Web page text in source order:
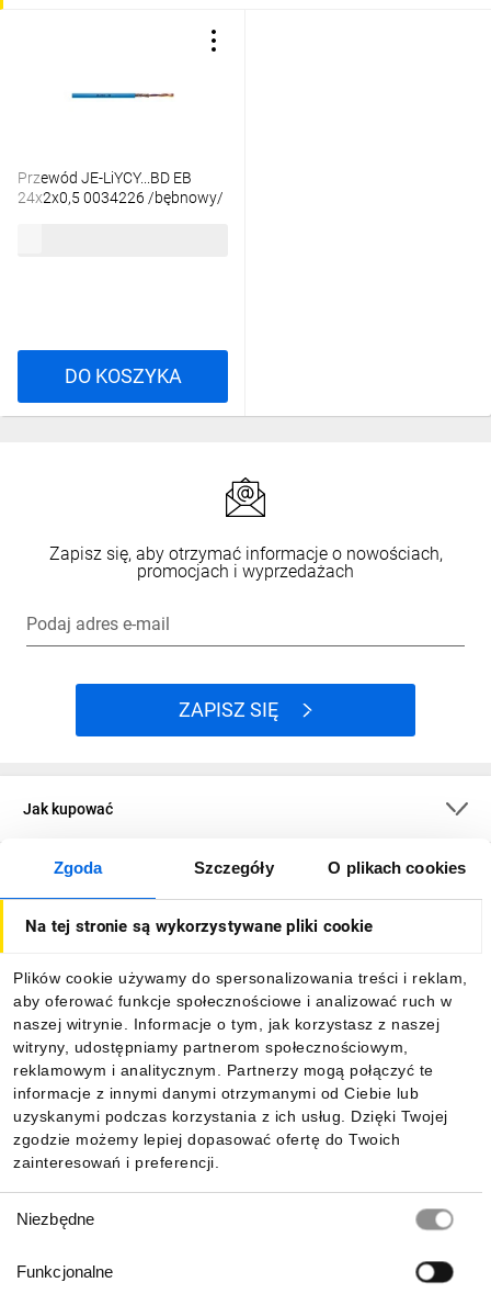
Zgoda Szczegóły O plikach cookies
Na tej stronie są wykorzystywane pliki cookie
Plików cookie używamy do spersonalizowania treści i reklam,
aby oferować funkcje społecznościowe i analizować ruch w
naszej witrynie. Informacje o tym, jak korzystasz z naszej
witryny, udostępniamy partnerom społecznościowym,
reklamowym i analitycznym. Partnerzy mogą połączyć te
informacje z innymi danymi otrzymanymi od Ciebie lub
uzyskanymi podczas korzystania z ich usług. Dzięki Twojej
zgodzie możemy lepiej dopasować ofertę do Twoich
zainteresowań i preferencji.
zgody
Niezbędne
Funkcjonalne
Przewód JE-LiYCY...BD EB
24x2x0,5 0034226 /bębnowy/
DO KOSZYKA
Zapisz się, aby otrzymać informacje o nowościach,
promocjach i wyprzedażach
Podaj adres e-mail
ZAPISZ SIĘ
Jak kupować
O firmie
Informacje
Pobierz naszą aplikację mobilną: